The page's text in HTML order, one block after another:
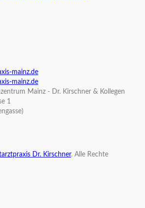
mainz.de
mainz.de
Mainz - Dr. Kirschner & Kollegen
1
Dr. Kirschner. Alle Rechte